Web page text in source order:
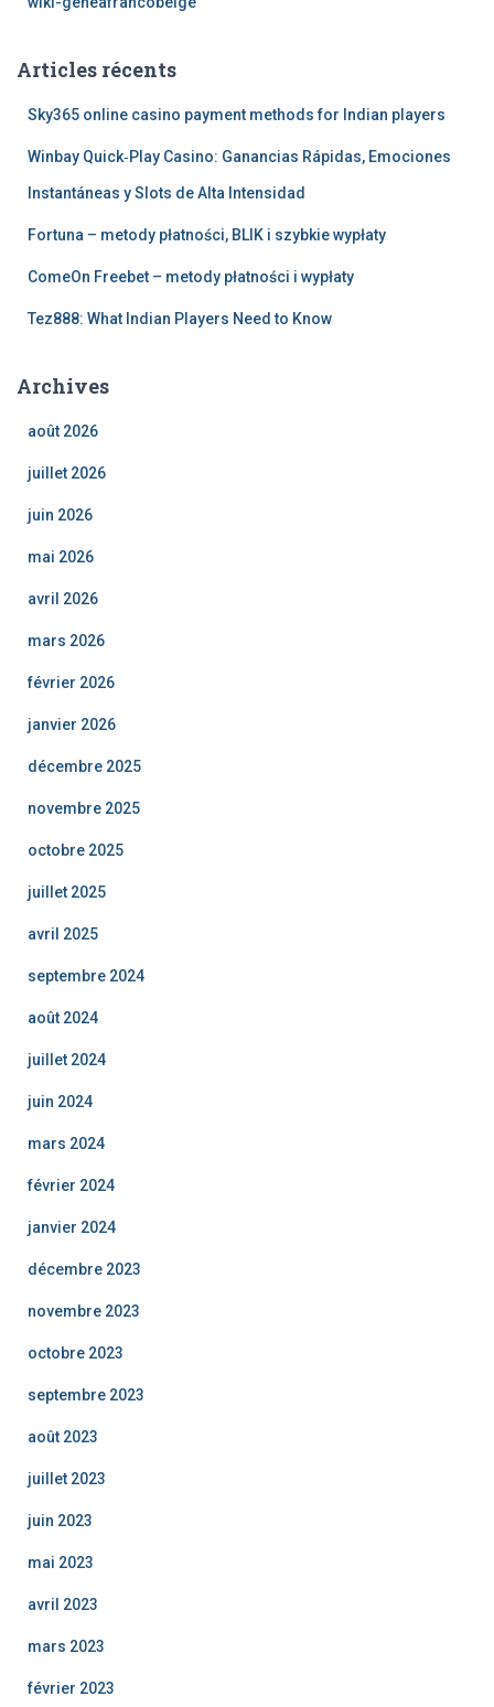
Articles récents
Sky365 online casino payment methods for Indian players
Winbay Quick‑Play Casino: Ganancias Rápidas, Emociones
Instantáneas y Slots de Alta Intensidad
Fortuna – metody płatności, BLIK i szybkie wypłaty
ComeOn Freebet – metody płatności i wypłaty
Tez888: What Indian Players Need to Know
Archives
août 2026
juillet 2026
juin 2026
mai 2026
avril 2026
mars 2026
février 2026
janvier 2026
décembre 2025
novembre 2025
octobre 2025
juillet 2025
avril 2025
septembre 2024
août 2024
juillet 2024
juin 2024
mars 2024
février 2024
janvier 2024
décembre 2023
novembre 2023
octobre 2023
septembre 2023
août 2023
juillet 2023
juin 2023
mai 2023
avril 2023
mars 2023
février 2023